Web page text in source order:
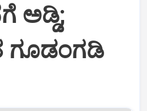
ಅಡ್ಡಿ;
ಗೂಡಂಗಡಿ